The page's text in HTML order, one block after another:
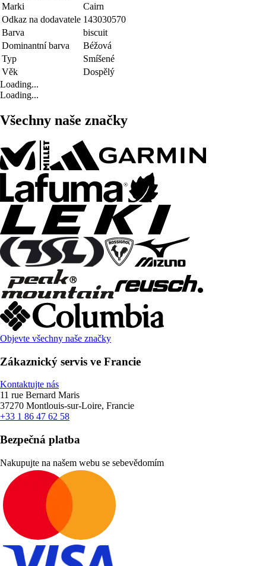
Marki
Cairn
Odkaz na dodavatele 143030570
Barva
biscuit
Dominantní barva
Béžová
Typ
Smíšené
Věk
Dospělý
Loading...
Loading...
Všechny naše značky
Objevte všechny naše značky
Zákaznický servis ve Francie
Kontaktujte nás
11 rue Bernard Maris
37270 Montlouis-sur-Loire, Francie
+33 1 86 47 62 58
Bezpečná platba
Nakupujte na našem webu se sebevědomím